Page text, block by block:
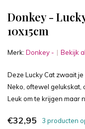
Donkey -
10x15cm
Merk: Donkey - Bekijk
Deze Lucky Cat zwaait
Neko, oftewel gelukskat,
Leuk om te krijgen maar
€32,95 3 producten